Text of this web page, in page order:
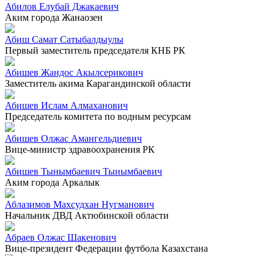
Абилов Елубай Джакаевич
Аким города Жанаозен
Абиш Самат Сатыбалдыулы
Первый заместитель председателя КНБ РК
Абишев Жандос Акылсерикович
Заместитель акима Карагандинской области
Абишев Ислам Алмаханович
Председатель комитета по водным ресурсам
Абишев Олжас Амангельдиевич
Вице-министр здравоохранения РК
Абишев Тынымбаевич Тынымбаевич
Аким города Аркалык
Аблазимов Махсудхан Нугманович
Начальник ДВД Актюбинской области
Абраев Олжас Шакенович
Вице-президент Федерации футбола Казахстана